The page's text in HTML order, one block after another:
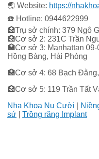
🌏 Website: https://
☎️ Hotline: 0944622999
🏥Trụ sở chính: 379 Ngô
🏥Cơ sở 2: 231C Trần
🏥Cơ sở 3: Manhattan
Hồng Bàng, Hải Phòng
🏥Cơ sở 4: 68 Bạch
🏥Cơ sở 5: 119 Trần Tất
Nha Khoa Nụ Cười
sứ
Trồng răng Implant